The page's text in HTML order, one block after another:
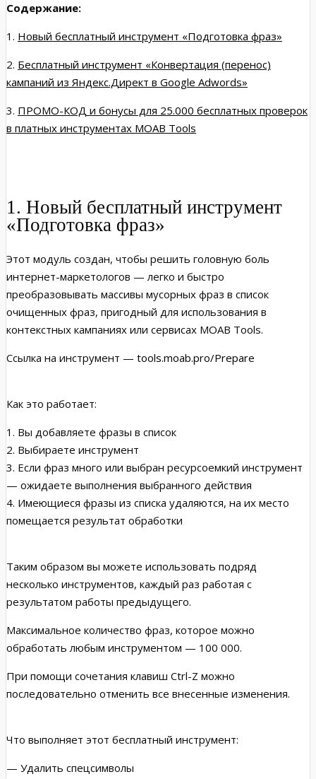
Содержание:
1. Новый бесплатный инструмент «Подготовка фраз»
2. Бесплатный инструмент «Конвертация (перенос)
кампаний из Яндекс.Директ в Google Adwords»
3. ПРОМО-КОД и бонусы для 25.000 бесплатных проверок
в платных инструментах MOAB Tools
1. Новый бесплатный инструмент
«Подготовка фраз»
Этот модуль создан, чтобы решить головную боль
интернет-маркетологов — легко и быстро
преобразовывать массивы мусорных фраз в список
очищенных фраз, пригодный для использования в
контекстных кампаниях или сервисах MOAB Tools.
Ссылка на инструмент — tools.moab.pro/Prepare
Как это работает:
1. Вы добавляете фразы в список
2. Выбираете инструмент
3. Если фраз много или выбран ресурсоемкий инструмент
— ожидаете выполнения выбранного действия
4. Имеющиеся фразы из списка удаляются, на их место
помещается результат обработки
Таким образом вы можете использовать подряд
несколько инструментов, каждый раз работая с
результатом работы предыдущего.
Максимальное количество фраз, которое можно
обработать любым инструментом — 100 000.
При помощи сочетания клавиш Ctrl-Z можно
последовательно отменить все внесенные изменения.
Что выполняет этот бесплатный инструмент:
— Удалить спецсимволы